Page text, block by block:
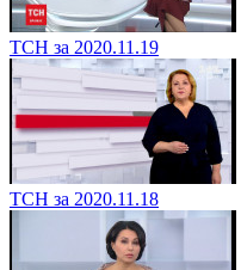
ТСН за 2020.11.19
ТСН за 2020.11.18